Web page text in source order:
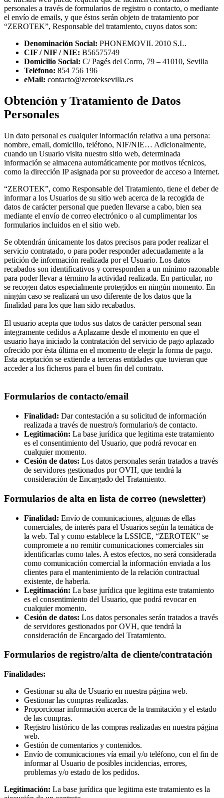
personales a través de formularios de registro o contacto, o mediante
el envío de emails, y que éstos serán objeto de tratamiento por
“ZEROTEK”, Responsable del tratamiento, cuyos datos son:
Denominación Social: PHONEMOVIL 2010 S.L.
CIF / NIF / NIE: B56575749
Domicilio Social: C/ Pagés del Corro, 79 – 41010, Sevilla
Teléfono: 854 756 196
eMail: contacto@zeroteksevilla.es
Obtención y Tratamiento de Datos
Personales
Un dato personal es cualquier información relativa a una persona:
nombre, email, domicilio, teléfono, NIF/NIE… Adicionalmente,
cuando un Usuario visita nuestro sitio web, determinada
información se almacena automáticamente por motivos técnicos,
como la dirección IP asignada por su proveedor de acceso a Internet.
“ZEROTEK”, como Responsable del Tratamiento, tiene el deber de
informar a los Usuarios de su sitio web acerca de la recogida de
datos de carácter personal que pueden llevarse a cabo, bien sea
mediante el envío de correo electrónico o al cumplimentar los
formularios incluidos en el sitio web.
Se obtendrán únicamente los datos precisos para poder realizar el
servicio contratado, o para poder responder adecuadamente a la
petición de información realizada por el Usuario. Los datos
recabados son identificativos y corresponden a un mínimo razonable
para poder llevar a término la actividad realizada. En particular, no
se recogen datos especialmente protegidos en ningún momento. En
ningún caso se realizará un uso diferente de los datos que la
finalidad para los que han sido recabados.
El usuario acepta que todos sus datos de carácter personal sean
íntegramente cedidos a Aplazame desde el momento en que el
usuario haya iniciado la contratación del servicio de pago aplazado
ofrecido por ésta última en el momento de elegir la forma de pago.
Esta aceptación se extiende a terceras entidades que tuvieran que
acceder a los ficheros para el buen fin del contrato.
Formularios de contacto/email
Finalidad: Dar contestación a su solicitud de información
realizada a través de nuestro/s formulario/s de contacto.
Legitimación: La base jurídica que legitima este tratamiento
es el consentimiento del Usuario, que podrá revocar en
cualquier momento.
Cesión de datos: Los datos personales serán tratados a través
de servidores gestionados por OVH, que tendrá la
consideración de Encargado del Tratamiento.
Formularios de alta en lista de correo (newsletter)
Finalidad: Envío de comunicaciones, algunas de ellas
comerciales, de interés para el Usuarios según la temática de
la web. Tal y como establece la LSSICE, “ZEROTEK” se
compromete a no remitir comunicaciones comerciales sin
identificarlas como tales. A estos efectos, no será considerada
como comunicación comercial la información enviada a los
clientes para el mantenimiento de la relación contractual
existente, de haberla.
Legitimación: La base jurídica que legitima este tratamiento
es el consentimiento del Usuario, que podrá revocar en
cualquier momento.
Cesión de datos: Los datos personales serán tratados a través
de servidores gestionados por OVH, que tendrá la
consideración de Encargado del Tratamiento.
Formularios de registro/alta de cliente/contratación
Finalidades:
Gestionar su alta de Usuario en nuestra página web.
Gestionar las compras realizadas.
Proporcionar información acerca de la tramitación y el estado
de las compras.
Registro histórico de las compras realizadas en nuestra página
web.
Gestión de comentarios y contenidos.
Envío de comunicaciones vía email y/o teléfono, con el fin de
informar al Usuario de posibles incidencias, errores,
problemas y/o estado de los pedidos.
Legitimación: La base jurídica que legitima este tratamiento es la